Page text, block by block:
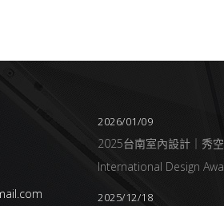
2026/01/09
2025台南室內設計｜秀
International Design
2025/12/18